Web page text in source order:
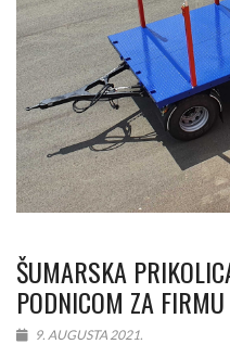
ŠUMARSKA
PODNICOM ZA
9. AUGUSTA 2021.